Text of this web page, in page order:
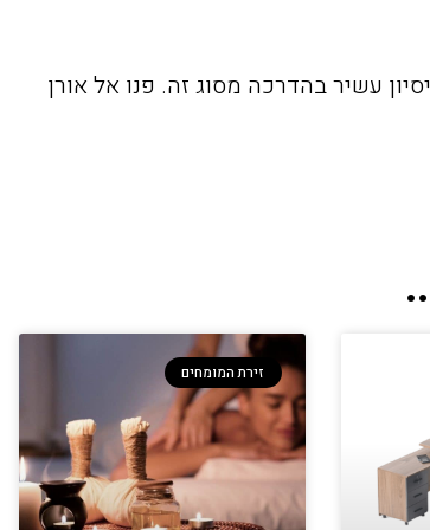
עשיר בהדרכה מסוג זה. פנו אל אורן
זירת המומחים